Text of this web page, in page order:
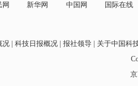
网 新华网 中国网
国际在线
况 科技日报概况 报社领导
关于中国科